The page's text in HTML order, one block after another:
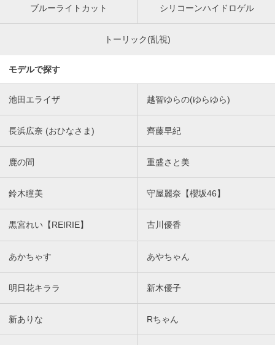
ブルーライトカット シリコーンハイドロゲル
トーリック(乱視)
モデルで探す
池田エライザ 越智ゆらの(ゆらゆら)
長浜広奈 (おひなさま) 齊藤早紀
鹿の間 重盛さと美
鈴木瞳美 守屋麗奈【櫻坂46】
黒宮れい【REIRIE】 古川優香
あかちゃす あやちゃん
明日花キララ 新木優子
新ありな Rちゃん